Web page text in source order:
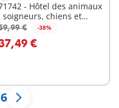
- Hôtel des animaux
soigneurs, chiens et
€ -38%
€
Au panier